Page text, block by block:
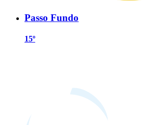
Passo Fundo
15º